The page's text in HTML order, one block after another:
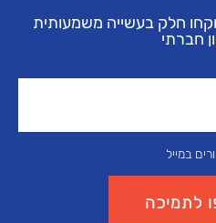
הצטרפו לקהילה של 121 וקחו חלק בעשייה משמעותית
חברתי
במייל
לתמיכה